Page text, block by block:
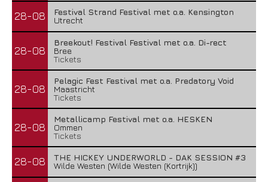
28-08
Festival Strand Festival met o.a. Kensington
Utrecht
28-08
Breekout! Festival Festival met o.a. Di-rect
Bree
Tickets
28-08
Pelagic Fest Festival met o.a. Predatory Void
Maastricht
Tickets
28-08
Metallicamp Festival met o.a. HESKEN
Ommen
Tickets
28-08
THE HICKEY UNDERWORLD - DAK SESSION #3
Wilde Westen (Wilde Westen (Kortrijk))